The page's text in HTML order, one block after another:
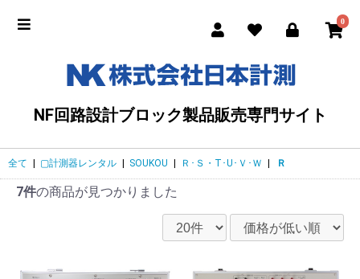
0
NF回路設計ブロック製品販売専門サイト
全て ▢計測器レンタル SOUKOU Ｒ･Ｓ・T･U･Ｖ･Ｗ Ｒ
7件の商品が見つかりました